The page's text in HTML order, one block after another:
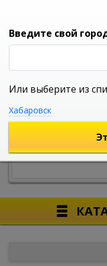
УНИВЕРСАЛЬНЫЙ
Введите свой
Или выберите из
Хабаровск